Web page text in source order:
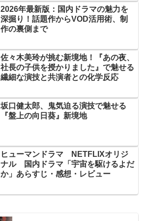
2026年最新版：国内ドラマの魅力を
深掘り！話題作からVOD活用術、制
作の裏側まで
佐々木美玲が挑む新境地！『あの夜、
社長の子供を授かりました』で魅せる
繊細な演技と共演者との化学反応
坂口健太郎、鬼気迫る演技で魅せる
『盤上の向日葵』新境地
ヒューマンドラマ NETFLIXオリジ
ナル 国内ドラマ「宇宙を駆けるよだ
か」あらすじ・感想・レビュー